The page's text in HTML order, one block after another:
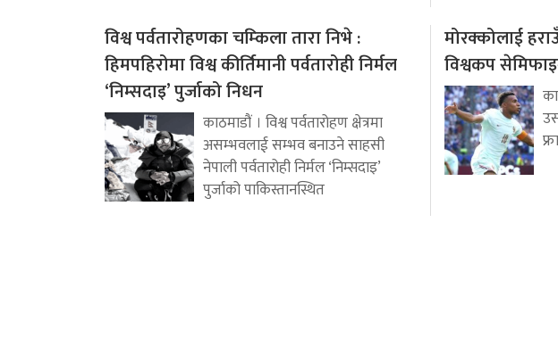
विश्व पर्वतारोहणका चम्किला तारा निभे :
हिमपहिरोमा विश्व कीर्तिमानी पर्वतारोही निर्मल
‘निम्सदाइ’ पुर्जाको निधन
काठमाडौं । विश्व पर्वतारोहण क्षेत्रमा
असम्भवलाई सम्भव बनाउने साहसी
नेपाली पर्वतारोही निर्मल ‘निम्सदाइ’
पुर्जाको पाकिस्तानस्थित
मोरक्कोलाई
विश्वकप